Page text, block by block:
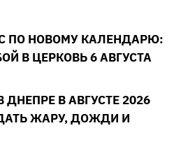
ПО НОВОМУ КАЛЕНДАРЮ:
В ЦЕРКОВЬ 6 АВГУСТА
В АВГУСТЕ 2026
ЖАРУ, ДОЖДИ И